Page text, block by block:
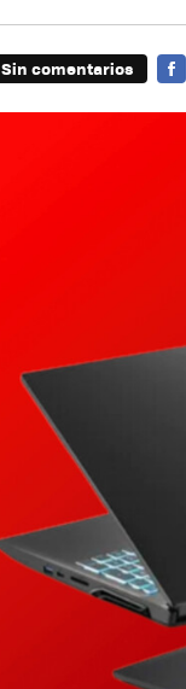
Sin comentarios